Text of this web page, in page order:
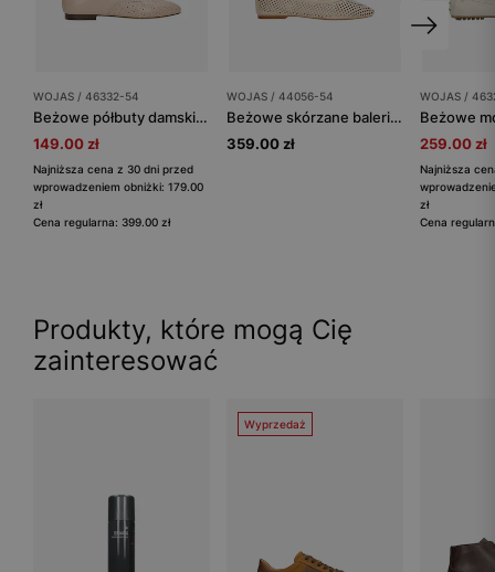
WOJAS / 46332-54
Beżowe półbuty damskie sznurowane ze skóry naturalnej
149.00 zł
Najniższa cena z 30 dni przed
wprowadzeniem obniżki: 179.00
zł
Cena regularna: 399.00 zł
WOJAS / 44056-54
Beżowe skórzane baleriny damskie z ażurowaniem
359.00 zł
WOJAS /
259.00 zł
Najniższa
zł
Cena
Produkty, które mogą Cię
zainteresować
Wyprzedaż